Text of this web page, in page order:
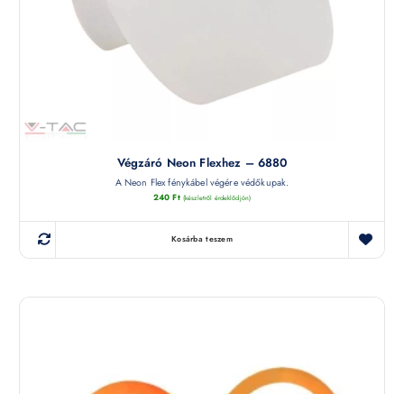
Végzáró Neon Flexhez – 6880
A Neon Flex fénykábel végére védőkupak.
240Ft (készletről érdeklődjön)
Kosárba teszem